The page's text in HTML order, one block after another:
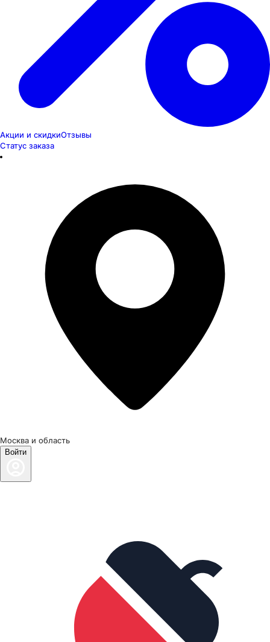
Акции и скидкиОтзывы
Статус заказа
Москва и область
Войти